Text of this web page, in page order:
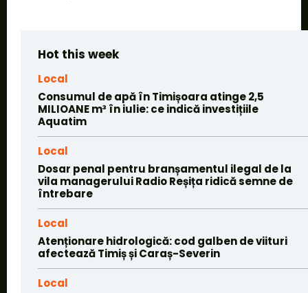
Hot this week
Local
Consumul de apă în Timișoara atinge 2,5
MILIOANE m³ în iulie: ce indică investițiile
Aquatim
Local
Dosar penal pentru branșamentul ilegal de la
vila managerului Radio Reșița ridică semne de
întrebare
Local
Atenționare hidrologică: cod galben de viituri
afectează Timiș și Caraș-Severin
Local